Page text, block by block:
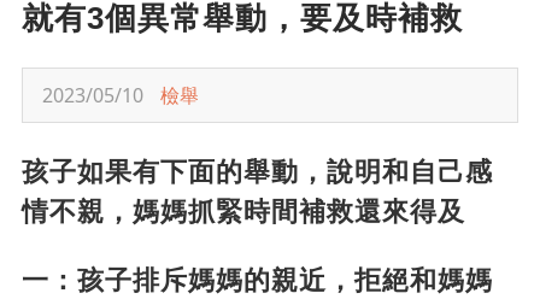
就有3個異常舉動，要及時補救
2023/05/10 檢舉
孩子如果有下面的舉動，說明和自己感
情不親，媽媽抓緊時間補救還來得及
一：孩子排斥媽媽的親近，拒絕和媽媽